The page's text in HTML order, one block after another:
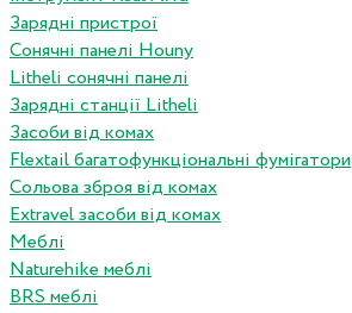
Зарядні пристрої
Сонячні панелі Houny
Litheli сонячні панелі
Зарядні станції Litheli
Засоби від комах
Flextail багатофункціональні фумігатори
Сольова зброя від комах
Extravel засоби від комах
Меблі
Naturehike меблі
BRS меблі